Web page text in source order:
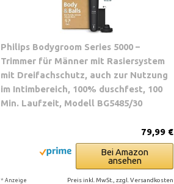
Philips Bodygroom Series 5000 –
Trimmer für Männer mit Rasiersystem
mit Dreifachschutz, auch zur Nutzung
im Intimbereich, 100% duschfest, 100
Min. Laufzeit, Modell BG5485/30
79,99 €
Bei Amazon
ansehen
* Anzeige Preis inkl. MwSt., zzgl. Versandkosten